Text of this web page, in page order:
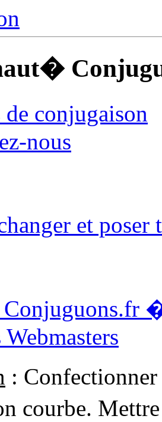
conjugaison
nous
et poser
:
courbe.